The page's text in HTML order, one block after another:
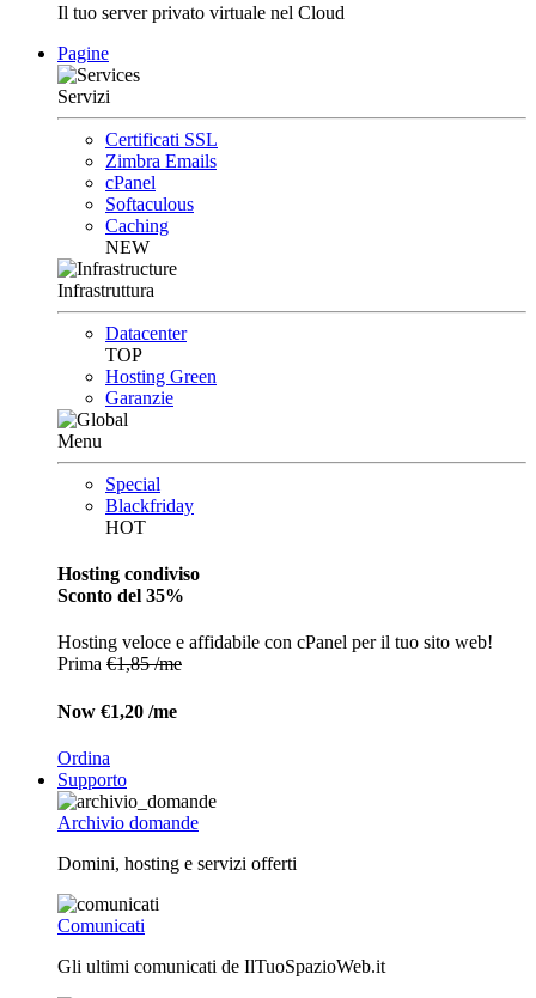
Il tuo server privato virtuale nel Cloud
Pagine
Servizi
Certificati SSL
Zimbra Emails
cPanel
Softaculous
Caching
NEW
Infrastruttura
Datacenter
TOP
Hosting Green
Garanzie
Menu
Special
Blackfriday
HOT
Hosting condiviso
Sconto del 35%
Hosting veloce e affidabile con cPanel per il tuo sito web!
Prima €1,85 /me
Now €1,20 /me
Ordina
Supporto
Archivio domande
Domini, hosting e servizi offerti
Comunicati
Gli ultimi comunicati de IlTuoSpazioWeb.it